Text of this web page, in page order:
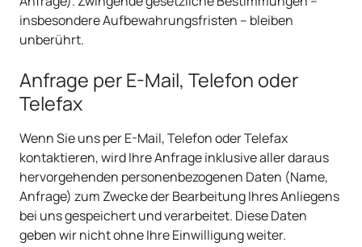
insbesondere Aufbewahrungsfristen – bleiben
unberührt.
Anfrage per E-Mail, Telefon oder
Telefax
Wenn Sie uns per E-Mail, Telefon oder Telefax
kontaktieren, wird Ihre Anfrage inklusive aller daraus
hervorgehenden personenbezogenen Daten (Name,
Anfrage) zum Zwecke der Bearbeitung Ihres Anliegens
bei uns gespeichert und verarbeitet. Diese Daten
geben wir nicht ohne Ihre Einwilligung weiter.